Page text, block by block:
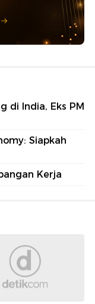
di India, Eks PM
Siapkah
Kerja